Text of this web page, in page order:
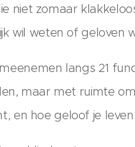
niet zomaar
wil weten of geloven
langs 21
maar met ruimte
en hoe geloof je